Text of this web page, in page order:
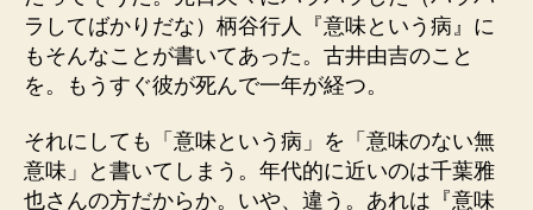
ラしてばかりだな）柄谷行人『意味という病』に
もそんなことが書いてあった。古井由吉のこと
を。もうすぐ彼が死んで一年が経つ。
それにしても「意味という病」を「意味のない無
意味」と書いてしまう。年代的に近いのは千葉雅
也さんの方だからか。いや、違う。あれは『意味